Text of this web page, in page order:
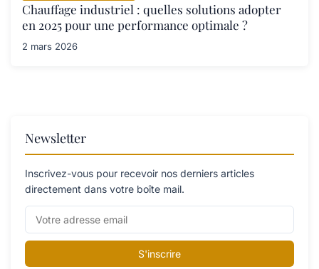
Chauffage industriel : quelles solutions adopter
en 2025 pour une performance optimale ?
2 mars 2026
Newsletter
Inscrivez-vous pour recevoir nos derniers articles
directement dans votre boîte mail.
S'inscrire